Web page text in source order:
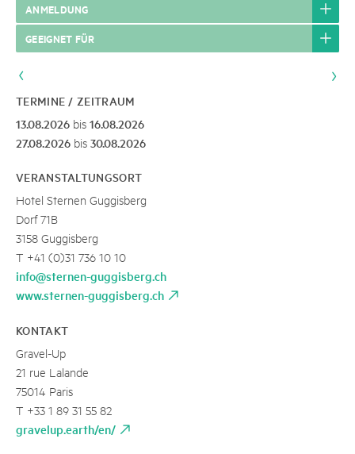
ANMELDUNG
GEEIGNET FÜR
TERMINE / ZEITRAUM
13.08.2026 bis 16.08.2026
27.08.2026 bis 30.08.2026
VERANSTALTUNGSORT
Hotel Sternen Guggisberg
Dorf 71B
3158 Guggisberg
T +41 (0)31 736 10 10
info@sternen-guggisberg.ch
www.sternen-guggisberg.ch
KONTAKT
Gravel-Up
21 rue Lalande
75014 Paris
T +33 1 89 31 55 82
gravelup.earth/en/